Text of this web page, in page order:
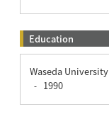
Education
Waseda
- 1990